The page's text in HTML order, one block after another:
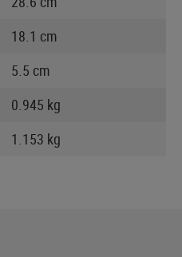
18.1 cm
5.5 cm
0.945 kg
1.153 kg